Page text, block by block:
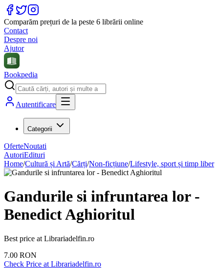
Comparăm prețuri de la peste 6 librării online
Contact
Despre noi
Ajutor
Bookpedia
Autentificare
Categorii
OferteNoutati
AutoriEdituri
Home/Cultură și Artă/Cărți/Non-ficțiune/Lifestyle, sport și timp liber
Gandurile si infruntarea lor -
Benedict Aghioritul
Best price at Librariadelfin.ro
7.00 RON
Check Price at Librariadelfin.ro